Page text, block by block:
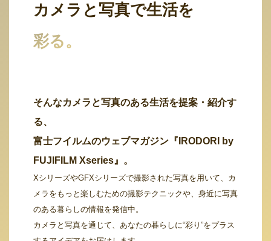
カメラと写真で生活を
彩る。
そんなカメラと写真のある生活を提案・紹介す
る、
富士フイルムのウェブマガジン『IRODORI by
FUJIFILM Xseries』。
XシリーズやGFXシリーズで撮影された写真を用いて、カ
メラをもっと楽しむための撮影テクニックや、身近に写真
のある暮らしの情報を発信中。
カメラと写真を通じて、あなたの暮らしに“彩り”をプラス